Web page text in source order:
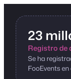
23
Registro de
Se ha
FooEvents